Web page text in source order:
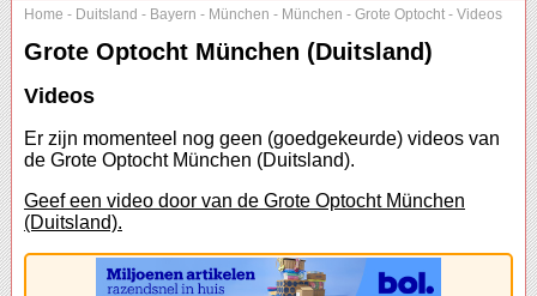
Home - Duitsland - Bayern - München - München - Grote Optocht - Videos
Grote Optocht München (Duitsland)
Videos
Er zijn momenteel nog geen (goedgekeurde) videos van
de Grote Optocht München (Duitsland).
Geef een video door van de Grote Optocht München
(Duitsland).